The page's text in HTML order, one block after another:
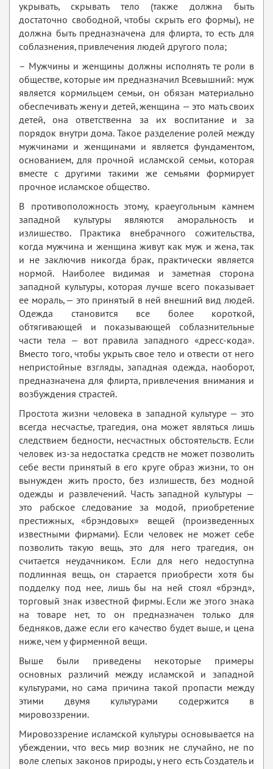
укрывать, скрывать тело (также должна быть
достаточно свободной, чтобы скрыть его формы), не
должна быть предназначена для флирта, то есть для
соблазнения, привлечения людей другого пола;
– Мужчины и женщины должны исполнять те роли в
обществе, которые им предназначил Всевышний: муж
является кормильцем семьи, он обязан материально
обеспечивать жену и детей, женщина — это мать своих
детей, она ответственна за их воспитание и за
порядок внутри дома. Такое разделение ролей между
мужчинами и женщинами и является фундаментом,
основанием, для прочной исламской семьи, которая
вместе с другими такими же семьями формирует
прочное исламское общество.
В противоположность этому, краеугольным камнем
западной культуры являются аморальность и
излишество. Практика внебрачного сожительства,
когда мужчина и женщина живут как муж и жена, так
и не заключив никогда брак, практически является
нормой. Наиболее видимая и заметная сторона
западной культуры, которая лучше всего показывает
ее мораль, — это принятый в ней внешний вид людей.
Одежда становится все более короткой,
обтягивающей и показывающей соблазнительные
части тела — вот правила западного «дресс-кода».
Вместо того, чтобы укрыть свое тело и отвести от него
непристойные взгляды, западная одежда, наоборот,
предназначена для флирта, привлечения внимания и
возбуждения страстей.
Простота жизни человека в западной культуре — это
всегда несчастье, трагедия, она может являться лишь
следствием бедности, несчастных обстоятельств. Если
человек из-за недостатка средств не может позволить
себе вести принятый в его круге образ жизни, то он
вынужден жить просто, без излишеств, без модной
одежды и развлечений. Часть западной культуры —
это рабское следование за модой, приобретение
престижных, «брэндовых» вещей (произведенных
известными фирмами). Если человек не может себе
позволить такую вещь, это для него трагедия, он
считается неудачником. Если для него недоступна
подлинная вещь, он старается приобрести хотя бы
подделку под нее, лишь бы на ней стоял «брэнд»,
торговый знак известной фирмы. Если же этого знака
на товаре нет, то он предназначен только для
бедняков, даже если его качество будет выше, и цена
ниже, чем у фирменной вещи.
Выше были приведены некоторые примеры
основных различий между исламской и западной
культурами, но сама причина такой пропасти между
этими двумя культурами содержится в
мировоззрении.
Мировоззрение исламской культуры основывается на
убеждении, что весь мир возник не случайно, не по
воле слепых законов природы, у него есть Создатель и